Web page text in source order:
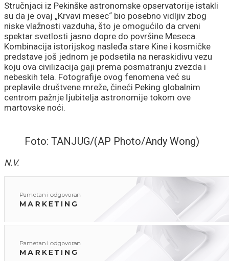
Stručnjaci iz Pekinške astronomske opservatorije istakli
su da je ovaj „Krvavi mesec“ bio posebno vidljiv zbog
niske vlažnosti vazduha, što je omogućilo da crveni
spektar svetlosti jasno dopre do površine Meseca.
Kombinacija istorijskog nasleđa stare Kine i kosmičke
predstave još jednom je podsetila na neraskidivu vezu
koju ova civilizacija gaji prema posmatranju zvezda i
nebeskih tela. Fotografije ovog fenomena već su
preplavile društvene mreže, čineći Peking globalnim
centrom pažnje ljubitelja astronomije tokom ove
martovske noći.
Foto: TANJUG/(AP Photo/Andy Wong)
N.V.